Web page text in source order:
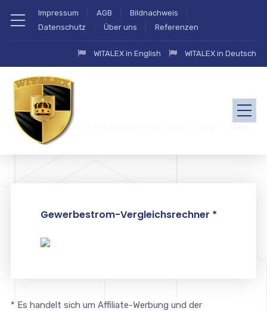
Impressum AGB
Bildnachweis
Datenschutz
Über uns Referenzen
WITALEX in English WITALEX in Deutsch
zahlung.eu Angebote und Vergleichsportal by Witalex
Gewerbestrom-Vergleichsrechner *
* Es handelt sich um Affiliate-Werbung und der